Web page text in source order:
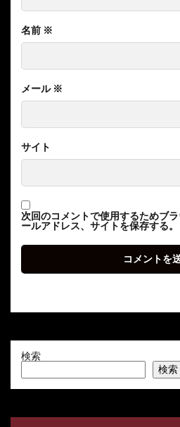
名前 ※
メール ※
サイト
次回のコメントで使用するためブ
ールアドレス、サイトを保存する。
検索
検索